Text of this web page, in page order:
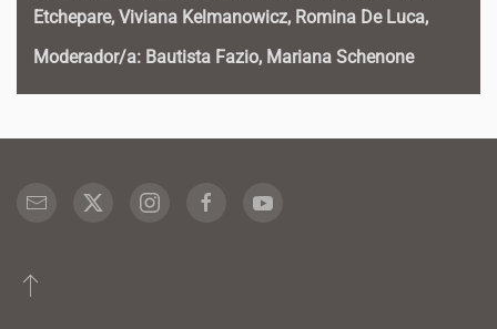
Etchepare, Viviana Kelmanowicz, Romina De Luca,
Moderador/a: Bautista Fazio, Mariana Schenone